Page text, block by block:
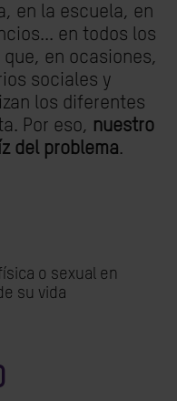
en la escuela, en
en todos los
en ocasiones,
sociales y
los diferentes
Por eso, nuestro
del problema.
o sexual en
su vida